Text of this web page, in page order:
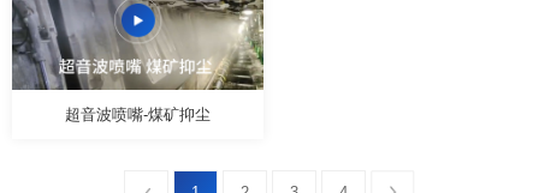
超音波喷嘴-煤矿抑尘